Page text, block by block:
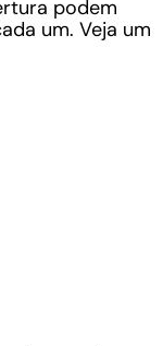
podem
um. Veja um